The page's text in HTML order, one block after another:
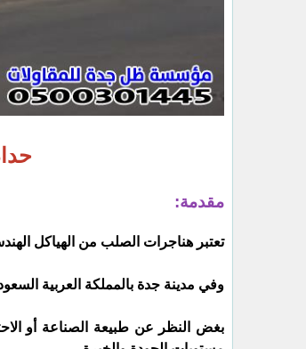
مقدمة:
تعتبر هناجرات الصلب من الهياكل
وفي مدينة جدة بالمملكة العربية
بغض النظر عن طبيعة الصناعة أو